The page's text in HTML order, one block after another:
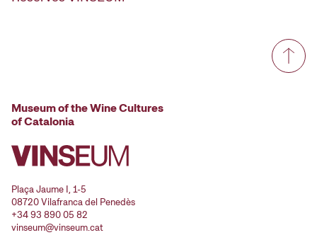
Museum of the Wine Cultures
of Catalonia
Plaça Jaume I, 1-5
08720 Vilafranca del Penedès
+34 93 890 05 82
vinseum@vinseum.cat